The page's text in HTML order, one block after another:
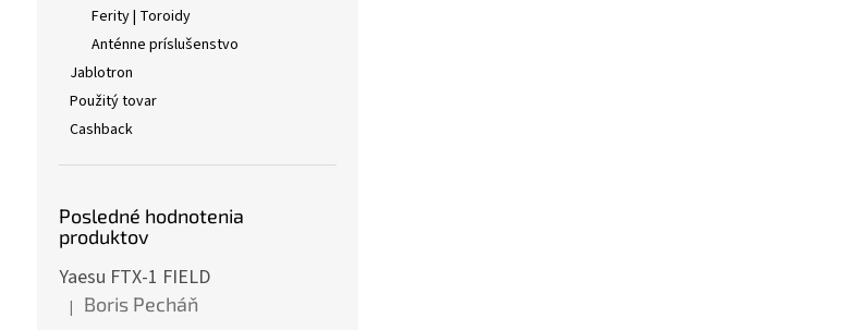
Ferity | Toroidy
Anténne príslušenstvo
Jablotron
Použitý tovar
Cashback
Posledné hodnotenia
produktov
Yaesu FTX-1 FIELD
Hodnotenie produktu je 5 z 5 hviezdičiek.
| Boris Pecháň